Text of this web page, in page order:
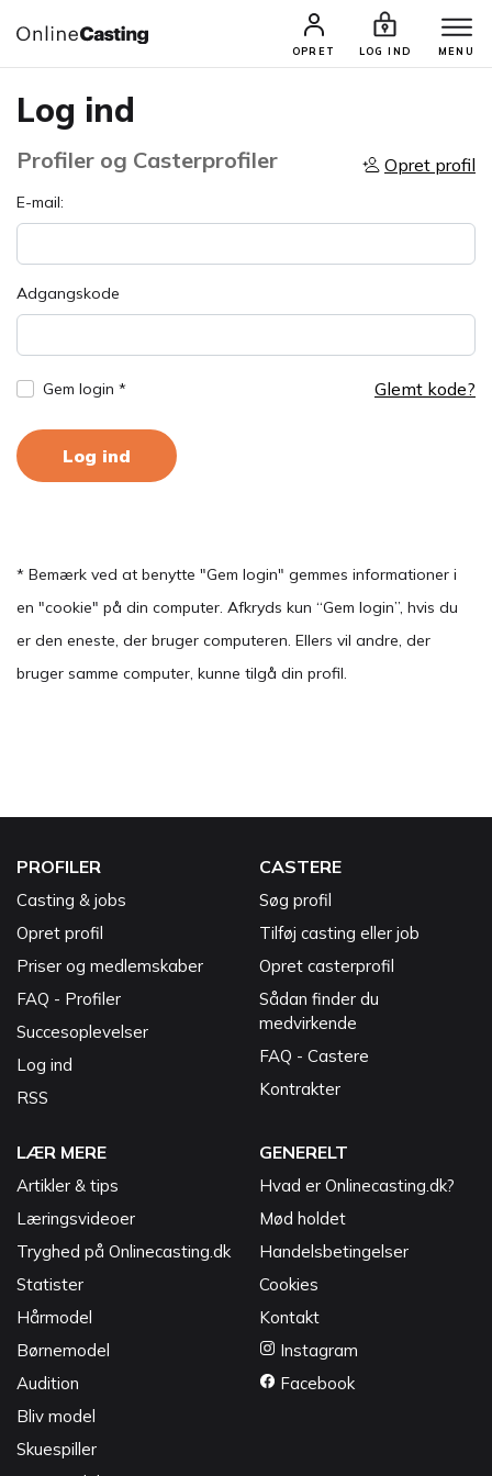
OPRET LOG IND MENU
Log ind
Profiler og Casterprofiler Opret profil
E-mail:
Adgangskode
Gem login * Glemt kode?
Log ind
* Bemærk ved at benytte "Gem login" gemmes informationer i
en "cookie" på din computer. Afkryds kun “Gem login”, hvis du
er den eneste, der bruger computeren. Ellers vil andre, der
bruger samme computer, kunne tilgå din profil.
PROFILER
Casting & jobs
Opret profil
Priser og medlemskaber
FAQ - Profiler
Succesoplevelser
Log ind
RSS
CASTERE
Søg profil
Tilføj casting eller job
Opret casterprofil
Sådan finder du
medvirkende
FAQ - Castere
Kontrakter
LÆR MERE
Artikler & tips
Læringsvideoer
Tryghed på Onlinecasting.dk
Statister
Hårmodel
Børnemodel
Audition
Bliv model
Skuespiller
GENERELT
Hvad er Onlinecasting.dk?
Mød holdet
Handelsbetingelser
Cookies
Kontakt
Instagram
Facebook